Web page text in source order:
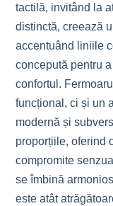
tactilă, invitând la
distinctă, creează
accentuând liniile
concepută pentru
confortul.
funcțional, ci și un
modernă și
proporțiile, oferind
compromite
se îmbină
este atât